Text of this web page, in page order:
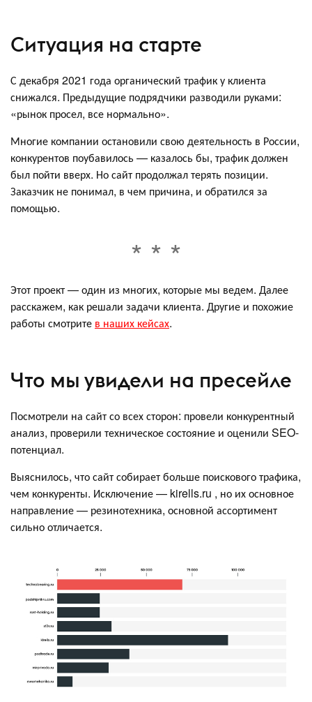
Ситуация на старте
С декабря 2021 года органический трафик у клиента
снижался. Предыдущие подрядчики разводили руками:
«рынок просел, все нормально».
Многие компании остановили свою деятельность в России,
конкурентов поубавилось — казалось бы, трафик должен
был пойти вверх. Но сайт продолжал терять позиции.
Заказчик не понимал, в чем причина, и обратился за
помощью.
Этот проект — один из многих, которые мы ведем. Далее
расскажем, как решали задачи клиента. Другие и похожие
работы смотрите в наших кейсах.
Что мы увидели на пресейле
Посмотрели на сайт со всех сторон: провели конкурентный
анализ, проверили техническое состояние и оценили SEO-
потенциал.
Выяснилось, что сайт собирает больше поискового трафика,
чем конкуренты. Исключение — kirells.ru , но их основное
направление — резинотехника, основной ассортимент
сильно отличается.